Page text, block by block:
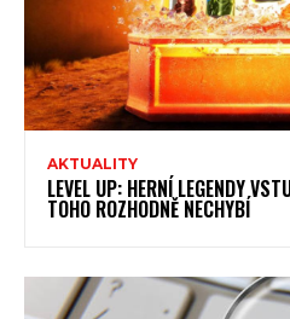
AKTUALITY
LEVEL UP: HERNÍ LEGENDY
TOHO ROZHODNĚ NECHYBÍ